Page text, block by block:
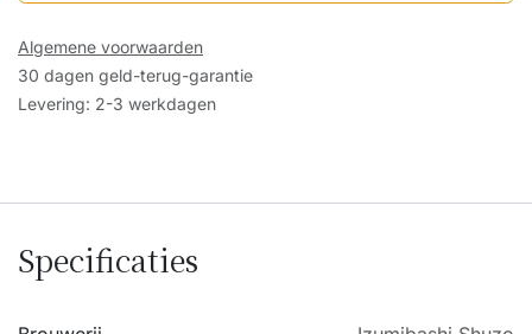
Algemene voorwaarden
30 dagen geld-terug-garantie
Levering: 2-3 werkdagen
Specificaties